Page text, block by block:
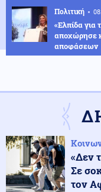
Πολιτική
«Ελπίδα
αποχώρησε
αποφάσεων
Χαμός μέσα
κατά του
Μέση Ανατολή
Ο Στρατηγός
απόγονος
στην Γάζα
«Δεν
Σε
τον